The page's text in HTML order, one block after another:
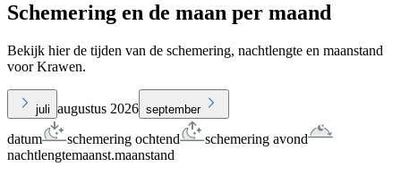
Schemering en de maan per maand
Bekijk hier de tijden van de schemering, nachtlengte en maanstand
voor Krawen.
juli augustus 2026 september
datum schemering ochtend
schemering avond
nachtlengtemaanst.maanstand